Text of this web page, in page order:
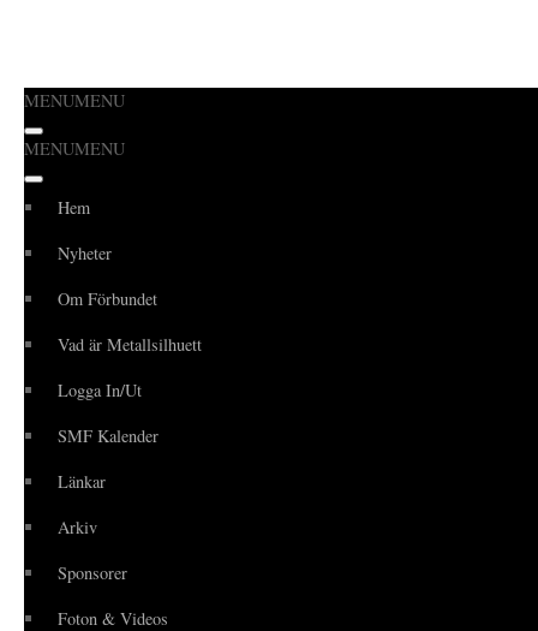
Hoppa
till
innehåll
MENUMENU
MENUMENU
Hem
Nyheter
Om Förbundet
Vad är Metallsilhuett
Logga In/Ut
SMF Kalender
Länkar
Arkiv
Sponsorer
Foton & Videos